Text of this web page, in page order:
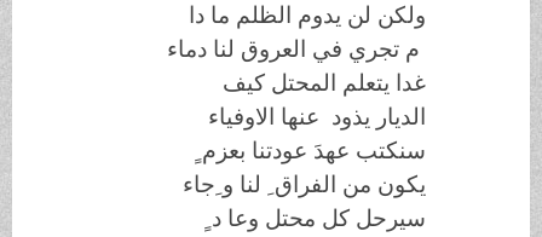
ولكن لن يدوم الظلم ما دا
م تجري في العروق لنا دماء
غدا يتعلم المحتل كيف
الديار يذود عنها الاوفياء
سنكتب عهدَ عودتنا بعزم ٍ
يكون من الفراق ِ لنا و ِجاء
سيرحل كل محتل وعا د ٍ